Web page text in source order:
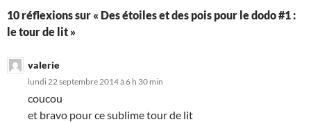
10 réflexions sur « Des étoiles et des pois pour le dodo #1 :
le tour de lit »
valerie
lundi 22 septembre 2014 à 6 h 30 min
coucou
et bravo pour ce sublime tour de lit